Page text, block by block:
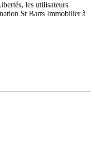
les utilisateurs
St Barts Immobilier à